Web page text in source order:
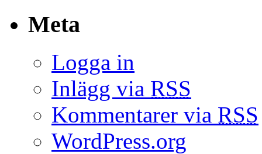
Meta
Logga in
Inlägg via RSS
Kommentarer via RSS
WordPress.org